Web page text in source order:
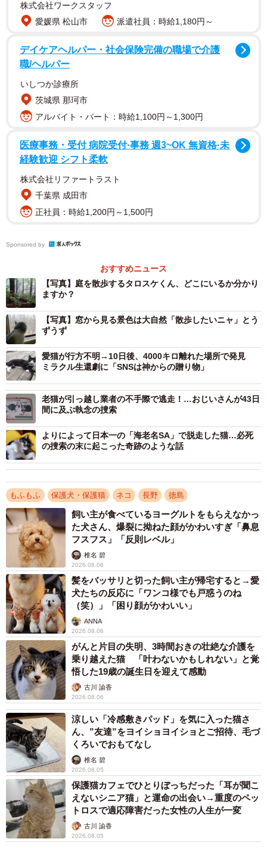
3/9
4/9
徳島県在住のころマンション内で
それ以前は、徳島県内でマンション暮らし。夫婦が働いて
いたお弁当屋さんに、2019年9月2日、のちに脱走すること
になる子猫のタロスケくんが現れた。2人はともに“犬派”だ
ったが、毎日、エサを求めてやってくるタロスケくんの可
愛さにすっかり魅了され、出会いから1カ月半となる10月
18日に保護、家族の一員として迎えた。
タロスケくんは出会ったころから、左の前足がブラブラし
て歩き方がおかしかったため、動物病院で診てもらったと
ころ、原因は分からないが神経がないと告げられた。生後
半年ぐらいだったタロスケくん。神経がなくても器用に前
足を使っていたことから、獣医師から勧められた「切断」
という選択はせずに、そのままにすることにした。
株式会社ワークスタッフ
愛媛県 松山市
派遣社員：時給1,180円～
デイケアヘルパー・社会保険完備の職場で介護
職/ヘルパー
いしつか診療所
茨城県 那珂市
アルバイト・パート：時給1,100円～1,300円
医療事務・受付 病院受付·事務 週3~OK 無資格·未
経験歓迎 シフト柔軟
株式会社リファートラスト
千葉県 成田市
正社員：時給1,200円～1,500円
Sponsored by
おすすめニュース
【写真】庭を散歩するタロスケくん、どこにいるか分かり
ますか？
【写真】窓から見る景色は大自然「散歩したいニャ」とう
ずうず
愛猫が行方不明→10日後、4000キロ離れた場所で発見
ミラクル生還劇に「SNSは神からの贈り物」
老猫が引っ越し業者の不手際で逃走！…おじいさんが43日
間に及ぶ執念の捜索
よりによって日本一の「海老名SA」で脱走した猫…必死
の捜索の末に起こった奇跡のような話
もふもふ 保護犬・保護猫 ネコ 長野 徳島
飼い主が食べているヨーグルトをもらえなかっ
た犬さん、爆裂に拗ねた顔がかわいすぎ「鼻息
フスフス」「反則レベル」
椎名 碧
2026.08.06
髪をバッサリと切った飼い主が帰宅すると→愛
犬たちの反応に「ワンコ様でも戸惑うのね
（笑）」「困り顔がかわいい」
ANNA
2026.08.06
がんと片目の失明、3時間おきの壮絶な介護を
乗り越えた猫 「叶わないかもしれない」と覚
悟した19歳の誕生日を迎えて感動
古川 諭香
2026.08.06
涼しい「冷感敷きパッド」を気に入った猫さ
ん、”友達”をヨイショヨイショとご招待、毛づ
くろいでおもてなし
椎名 碧
2026.08.05
保護猫カフェでひとりぼっちだった「耳が聞こ
えないシニア猫」と運命の出会い→重度のペッ
トロスで適応障害だった女性の人生が一変
古川 諭香
2026.08.05